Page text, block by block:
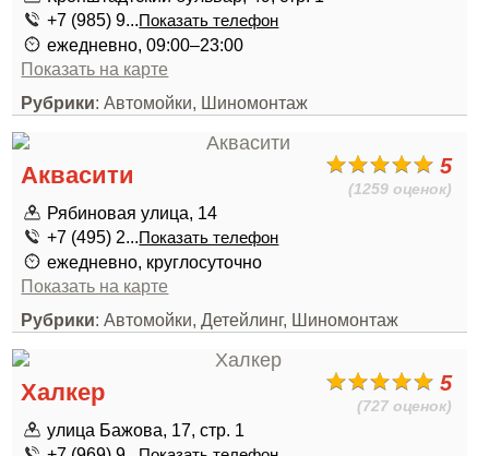
+7 (985) 9...Показать телефон
ежедневно, 09:00–23:00
Показать на карте
Рубрики: Автомойки, Шиномонтаж
5
(1259 оценок)
Аквасити
Рябиновая улица, 14
+7 (495) 2...Показать телефон
ежедневно, круглосуточно
Показать на карте
Рубрики: Автомойки, Детейлинг, Шиномонтаж
5
(727 оценок)
Халкер
улица Бажова, 17, стр. 1